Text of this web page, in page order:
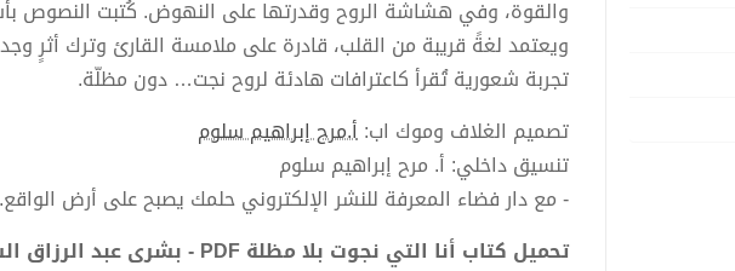
والقوة، وفي هشاشة الروح وقدرتها على النهوض. كُتبت النصوص
ويعتمد لغةً قريبة من القلب، قادرة على ملامسة القارئ وترك أثرٍ
تجربة شعورية تُقرأ كاعترافات هادئة لروح نجت… دون مظلّة.
تصميم الغلاف وموك اب:أ.مرح إبراهيم سلوم
تنسيق داخلي: أ. مرح إبراهيم سلوم
- مع دار فضاء المعرفة للنشر الإلكتروني حلمك يصبح على أرض الواقع.
تحميل كتاب أنا التي نجوت بلا مظلة PDF - بشرى عبد الرزاق السلاقي